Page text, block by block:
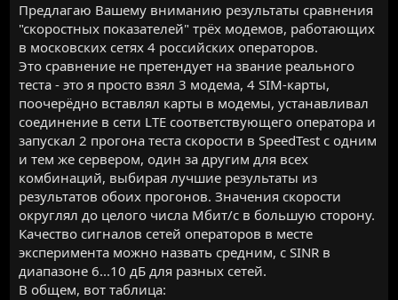
Предлагаю Вашему вниманию результаты сравнения
"скоростных показателей" трёх модемов, работающих
в московских сетях 4 российских операторов.
Это сравнение не претендует на звание реального
теста - это я просто взял 3 модема, 4 SIM-карты,
поочерёдно вставлял карты в модемы, устанавливал
соединение в сети LTE соответствующего оператора и
запускал 2 прогона теста скорости в SpeedTest с одним
и тем же сервером, один за другим для всех
комбинаций, выбирая лучшие результаты из
результатов обоих прогонов. Значения скорости
округлял до целого числа Мбит/с в большую сторону.
Качество сигналов сетей операторов в месте
эксперимента можно назвать средним, с SINR в
диапазоне 6...10 дБ для разных сетей.
В общем, вот таблица: